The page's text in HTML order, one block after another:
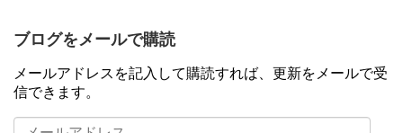
ブログをメールで購読
メールアドレスを記入して購読すれば、更新をメールで受
信できます。
メ